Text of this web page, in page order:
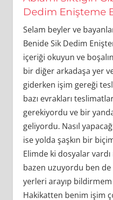
Dedim Enişteme
Selam beyler ve
Benide Sik Dedim
içeriği okuyun ve
bir diğer arkadaşa yer
giderken işim gereği
bazı evrakları
gerekiyordu ve bir
geliyordu. Nasıl
ise yolda şaşkın bir
Elimde ki dosyalar
bazen uzuyordu ben
yerleri arayıp
Hakikatten benim işim